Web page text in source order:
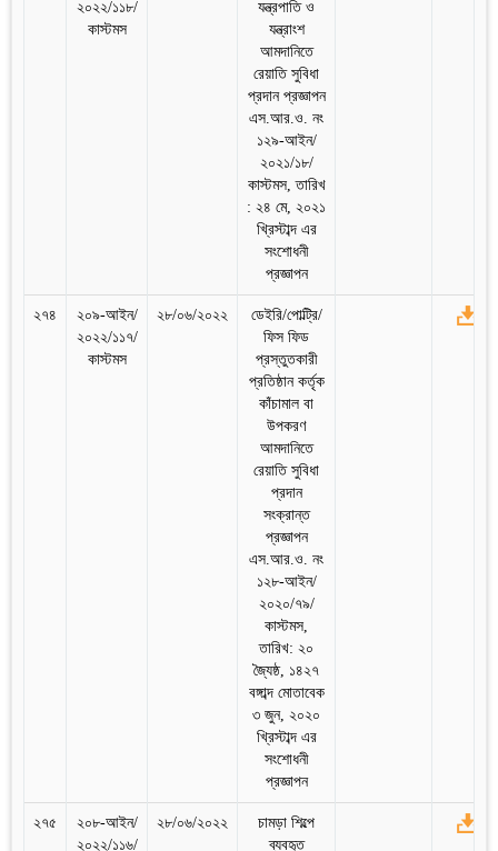
২০২২/১১৮/
কাস্টমস
যন্ত্রপাতি ও
যন্ত্রাংশ
আমদানিতে
রেয়াতি সুবিধা
প্রদান প্রজ্ঞাপন
এস.আর.ও. নং
১২৯-আইন/
২০২১/১৮/
কাস্টমস, তারিখ
: ২৪ মে, ২০২১
খ্রিস্টাব্দ এর
সংশোধনী
প্রজ্ঞাপন
২৭৪
২০৯-আইন/
২০২২/১১৭/
কাস্টমস
২৮/০৬/২০২২
ডেইরি/পোল্ট্রি/
ফিস ফিড
প্রস্তুতকারী
প্রতিষ্ঠান কর্তৃক
কাঁচামাল বা
উপকরণ
আমদানিতে
রেয়াতি সুবিধা
প্রদান
সংক্রান্ত
প্রজ্ঞাপন
এস.আর.ও. নং
১২৮-আইন/
২০২০/৭৯/
কাস্টমস,
তারিখ: ২০
জ্যৈষ্ঠ, ১৪২৭
বঙ্গাব্দ মোতাবেক
৩ জুন, ২০২০
খ্রিস্টাব্দ এর
সংশোধনী
প্রজ্ঞাপন
২৭৫
২০৮-আইন/
২০২২/১১৬/
২৮/০৬/২০২২
চামড়া শিল্পে
ব্যবহৃত